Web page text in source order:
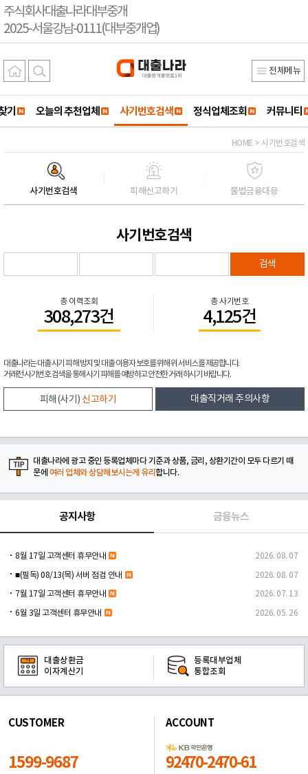
주식회사대출나라대부중개
2025-서울강남-0111(대부중개업)
전체메뉴
기 오늘의 추천업체 사기번호검색 정식업체조회 커뮤니티
HOME > 사기번호검색
사기번호검색 피해신고하기 불법금융대응
사기번호검색
검색
총 이력조회
308,273건
총 사기번호
4,125건
대출나라는 대출 사기 피해 방지 및 대출 이용자 보호를 위해 위 서비스를 제공합니다.
거래전 사기번호 검색을 통해 사기 피해를 예방하고 안전한 거래 하시기 바랍니다.
피해(사기) 신고하기 대출직거래 주의사항
대출나라에 광고 중인 등록업체마다 기준과 상품, 금리, 상환기간이 모두 다르기 때
문에 여러 업체와 상담해보시는게 유리합니다.
공지사항 금융뉴스
8월 17일 고객센터 휴무안내 2026. 08. 07
■(필독) 08/13(목) 서버 점검 안내 2026. 08. 07
7월 17일 고객센터 휴무안내 2026. 07. 13
6월 3일 고객센터 휴무안내 2026. 05. 26
대출상환금
이자계산기
등록대부업체
통합조회
CUSTOMER
1599-9687
ACCOUNT
92470-2470-61